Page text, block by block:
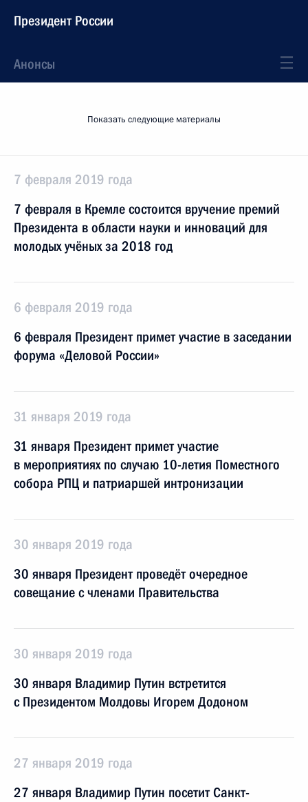
Президент России
Анонсы
Показать следующие материалы
7 февраля 2019 года
7 февраля в Кремле состоится вручение премий
Президента в области науки и инноваций для
молодых учёных за 2018 год
6 февраля 2019 года
6 февраля Президент примет участие в заседании
форума «Деловой России»
31 января 2019 года
31 января Президент примет участие
в мероприятиях по случаю 10-летия Поместного
собора РПЦ и патриаршей интронизации
30 января 2019 года
30 января Президент проведёт очередное
совещание с членами Правительства
30 января 2019 года
30 января Владимир Путин встретится
с Президентом Молдовы Игорем Додоном
27 января 2019 года
27 января Владимир Путин посетит Санкт-